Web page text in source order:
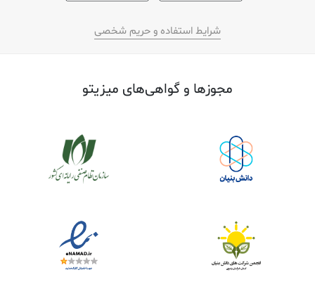
شرایط استفاده و حریم شخصی
مجوز‌ها و گواهی‌های میزیتو